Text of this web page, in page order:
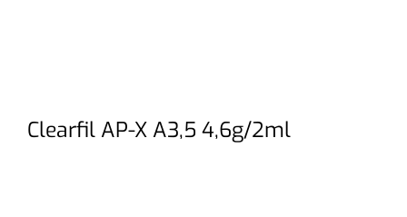
Clearfil AP-X A3,5 4,6g/2ml